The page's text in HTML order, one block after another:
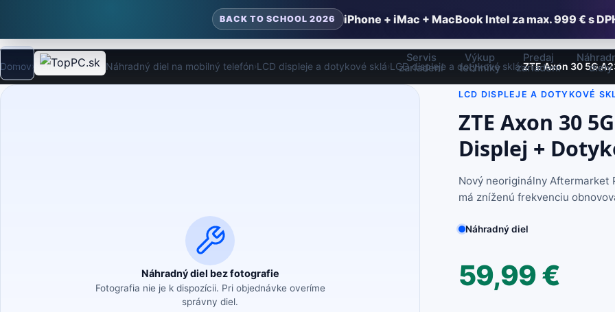
BACK TO SCHOOL 2026 iPhone + iMac + MacBook Intel za max. 999 € s
Režim
Servis
zariadení
Výkup
techniky
Predaj
zariadení
diely
Domov› Náhradné diely Náhradný diel na mobilný telefón›LCD displeje a dotykové sklá›LCD displeje a dotykové sklá›ZTE Axon 30 5G
Náhradný diel bez fotografie
Fotografia nie je k dispozícii. Pri objednávke overíme
správny diel.
LCD DISPLEJE A DOTYKOVÉ
ZTE Axon 30
Displej +
Nový neoriginálny Aftermarket
má zníženú frekvenciu
Náhradný diel
59,99€